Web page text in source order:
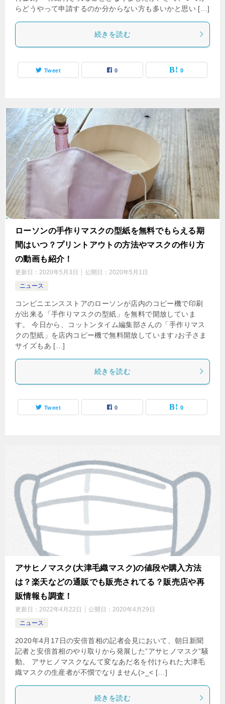
らどうやって申請するのか分からない方も多いかと思い […]
続きを読む
Tweet 0 0
ローソンの手作りマスクの型紙を無料でもらえる期
間はいつ？プリントアウトの方法やマスクの作り方
の動画も紹介！
更新日： 2020年5月3日 公開日： 2020年5月1日
ニュース
コンビニエンスストアのローソンが店内のコピー機で印刷
が出来る「手作りマスクの型紙」を無料で開放していま
す。 今日から、コットンタイム編集部さんの「手作りマス
クの型紙」を店内コピー機で無料開放しています♪お子さま
サイズもあ […]
続きを読む
Tweet 0 0
アサヒノマスク(大津毛織マスク)の値段や購入方法
は？楽天などの通販でも販売されてる？販売店や再
販情報も調査！
更新日： 2022年4月22日 公開日： 2020年4月29日
ニュース
2020年4月17日の安倍首相の記者会見において、朝日新聞
記者と安倍首相のやり取りから発展した”アサヒノマスク”騒
動。 アサヒノマスクなんて変なあだ名を付けられた大津毛
織マスクの生産者が不憫でなりません(>_< […]
続きを読む